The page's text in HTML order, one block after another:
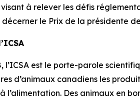
à relever les défis
décerner le Prix de la présidente
l’ICSA est le porte-parole
d’animaux canadiens les
l’alimentation. Des animaux en